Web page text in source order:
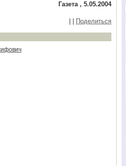
Газета , 5.05.2004
Поделиться